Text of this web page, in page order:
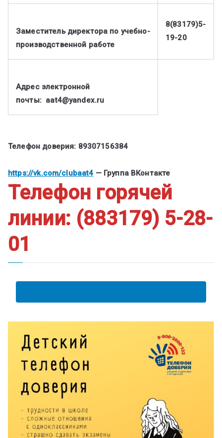
Заместитель директора по учебно-
производственной работе
8(83179)5-
19-20
Адрес электронной
почты: aat4@yandex.ru
Телефон доверия: 89307156384
https://vk.com/clubaat4 — Группа ВКонтакте
Телефон горячей
линии: (883179) 5-28-
01